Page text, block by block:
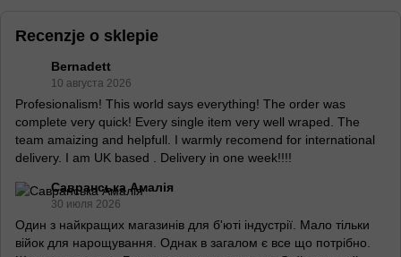
Recenzje o sklepie
Bernadett
10 августа 2026
Profesionalism! This world says everything! The order was
complete very quick! Every single item very well wraped. The
team amaizing and helpfull. I warmly recomend for international
delivery. I am UK based . Delivery in one week!!!!
Савранська Амалія
30 июля 2026
Один з найкращих магазинів для б'юті індустрії. Мало тільки
війок для нарощування. Однак в загалом є все що потрібно.